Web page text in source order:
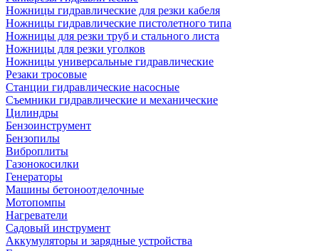
Ножницы гидравлические для резки кабеля
Ножницы гидравлические пистолетного типа
Ножницы для резки труб и стального листа
Ножницы для резки уголков
Ножницы универсальные гидравлические
Резаки тросовые
Станции гидравлические насосные
Съемники гидравлические и механические
Цилиндры
Бензоинструмент
Бензопилы
Виброплиты
Газонокосилки
Генераторы
Машины бетоноотделочные
Мотопомпы
Нагреватели
Садовый инструмент
Аккумуляторы и зарядные устройства